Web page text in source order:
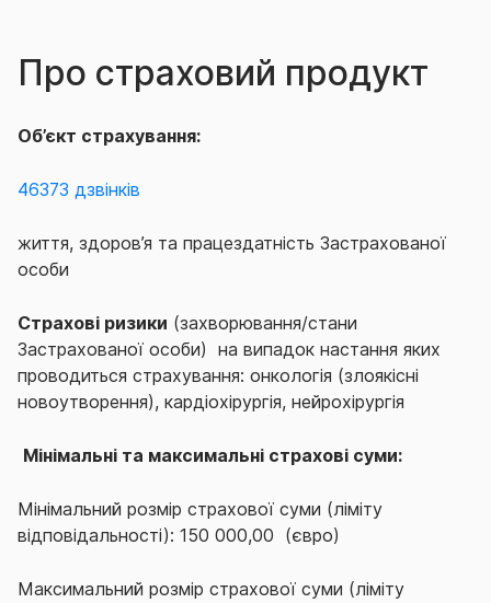
Про страховий продукт
Об’єкт страхування:
46373 дзвінків
життя, здоров’я та працездатність Застрахованої
особи
Страхові ризики (захворювання/стани
Застрахованої особи) на випадок настання яких
проводиться страхування: онкологія (злоякісні
новоутворення), кардіохірургія, нейрохірургія
Мінімальні та максимальні страхові суми:
Мінімальний розмір страхової суми (ліміту
відповідальності): 150 000,00 (євро)
Максимальний розмір страхової суми (ліміту